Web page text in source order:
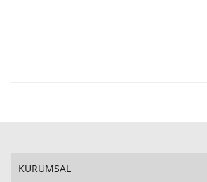
KURUMSAL